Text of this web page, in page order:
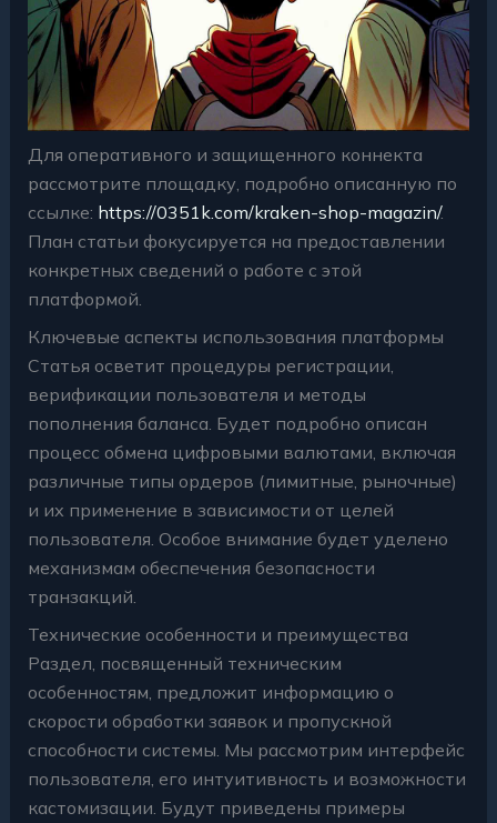
Для оперативного и защищенного коннекта
рассмотрите площадку, подробно описанную по
ссылке: https://0351k.com/kraken-shop-magazin/.
План статьи фокусируется на предоставлении
конкретных сведений о работе с этой
платформой.
Ключевые аспекты использования платформы
Статья осветит процедуры регистрации,
верификации пользователя и методы
пополнения баланса. Будет подробно описан
процесс обмена цифровыми валютами, включая
различные типы ордеров (лимитные, рыночные)
и их применение в зависимости от целей
пользователя. Особое внимание будет уделено
механизмам обеспечения безопасности
транзакций.
Технические особенности и преимущества
Раздел, посвященный техническим
особенностям, предложит информацию о
скорости обработки заявок и пропускной
способности системы. Мы рассмотрим интерфейс
пользователя, его интуитивность и возможности
кастомизации. Будут приведены примеры